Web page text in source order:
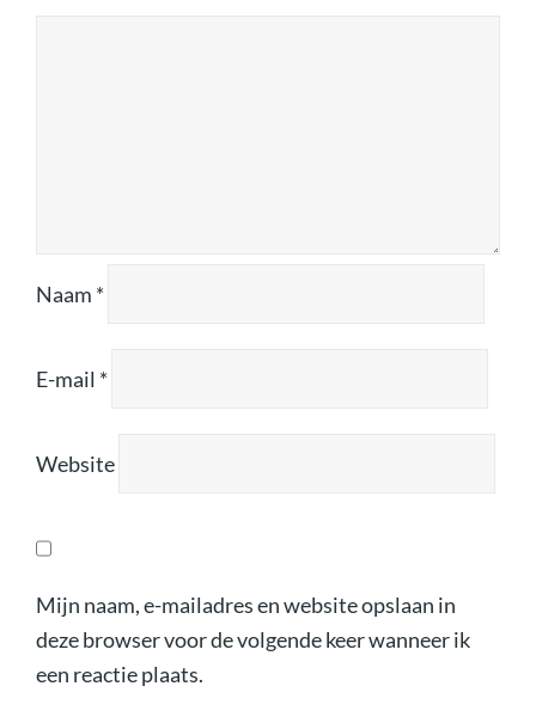
Naam *
E-mail *
Website
Mijn naam, e-mailadres en website opslaan in
deze browser voor de volgende keer wanneer ik
een reactie plaats.